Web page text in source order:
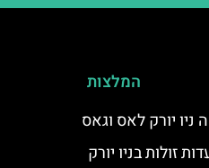
המלצות
ניו יורק לאס וגאס
זולות בניו יורק